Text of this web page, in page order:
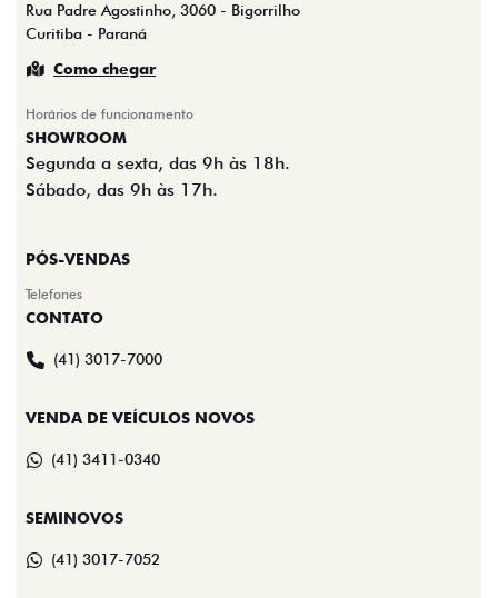
Rua Padre Agostinho, 3060 - Bigorrilho
Curitiba - Paraná
Como chegar
Horários de funcionamento
SHOWROOM
Segunda a sexta, das 9h às 18h.
Sábado, das 9h às 17h.
PÓS-VENDAS
Telefones
CONTATO
(41) 3017-7000
VENDA DE VEÍCULOS NOVOS
(41) 3411-0340
SEMINOVOS
(41) 3017-7052